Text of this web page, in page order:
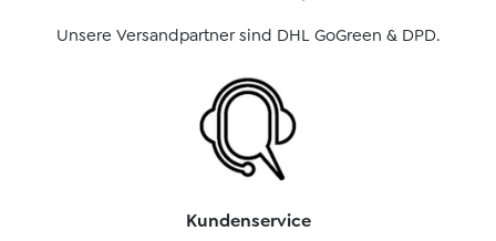
Unsere Versandpartner sind DHL GoGreen & DPD.
Kundenservice